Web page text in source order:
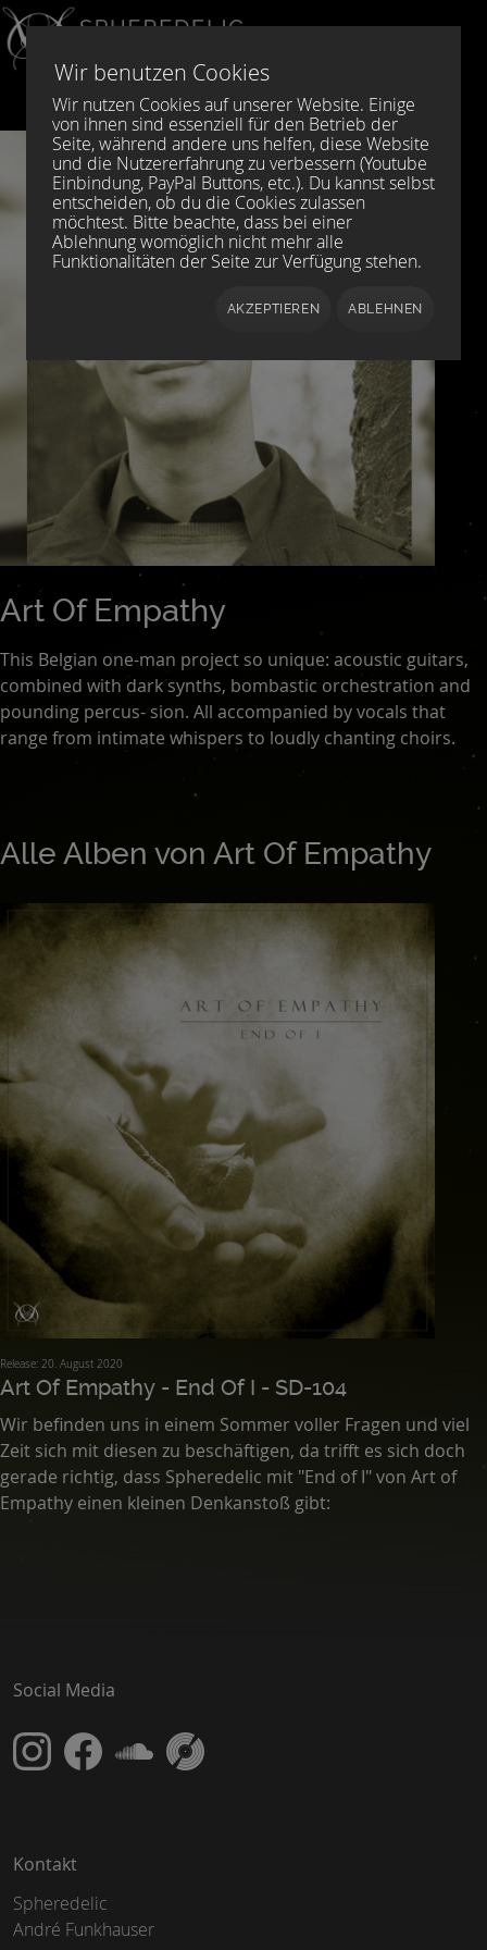
Sprache auswählen
Art Of Empathy
This Belgian one-man project so unique: acoustic guitars,
combined with dark synths, bombastic orchestration and
pounding percus- sion. All accompanied by vocals that
range from intimate whispers to loudly chanting choirs.
Alle Alben von Art Of Empathy
Release: 20. August 2020
Art Of Empathy - End Of I - SD-104
Wir befinden uns in einem Sommer voller Fragen und viel
Zeit sich mit diesen zu beschäftigen, da trifft es sich doch
gerade richtig, dass Spheredelic mit "End of I" von Art of
Empathy einen kleinen Denkanstoß gibt:
Social Media
Kontakt
Spheredelic
André Funkhauser
Wir benutzen Cookies
Wir nutzen Cookies auf unserer Website. Einige
von ihnen sind essenziell für den Betrieb der
Seite, während andere uns helfen, diese Website
und die Nutzererfahrung zu verbessern (Youtube
Einbindung, PayPal Buttons, etc.). Du kannst selbst
entscheiden, ob du die Cookies zulassen
möchtest. Bitte beachte, dass bei einer
Ablehnung womöglich nicht mehr alle
Funktionalitäten der Seite zur Verfügung stehen.
AKZEPTIEREN ABLEHNEN